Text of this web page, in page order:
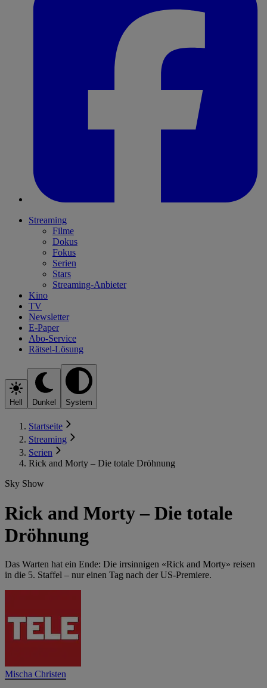
Streaming
Filme
Dokus
Fokus
Serien
Stars
Streaming-Anbieter
Kino
TV
Newsletter
E-Paper
Abo-Service
Rätsel-Lösung
Hell Dunkel System
Startseite
Streaming
Serien
Rick and Morty – Die totale Dröhnung
Sky Show
Rick and Morty – Die totale
Dröhnung
Das Warten hat ein Ende: Die irrsinnigen «Rick and Morty» reisen
in die 5. Staffel – nur einen Tag nach der US-Premiere.
Mischa Christen